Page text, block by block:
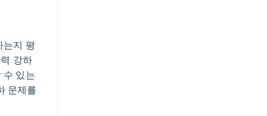
는지 평
강하
수 있는
문제를